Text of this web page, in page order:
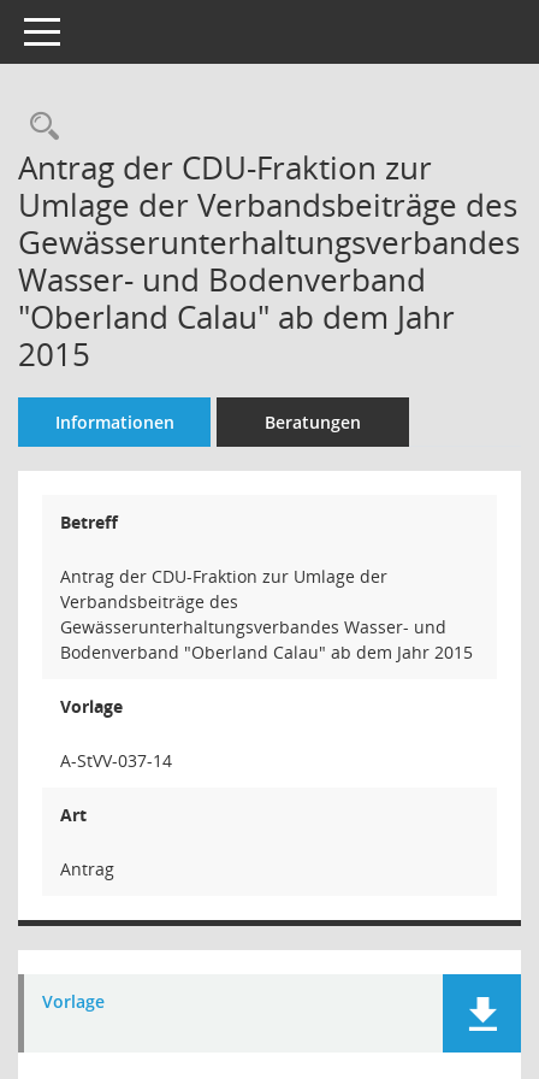
Toggle navigation
Rechercheauswahl
Antrag der CDU-Fraktion zur
Umlage der Verbandsbeiträge des
Gewässerunterhaltungsverbandes
Wasser- und Bodenverband
"Oberland Calau" ab dem Jahr
2015
Informationen Beratungen
Betreff
Antrag der CDU-Fraktion zur Umlage der
Verbandsbeiträge des
Gewässerunterhaltungsverbandes Wasser- und
Bodenverband "Oberland Calau" ab dem Jahr 2015
Vorlage
A-StVV-037-14
Art
Antrag
Vorlage